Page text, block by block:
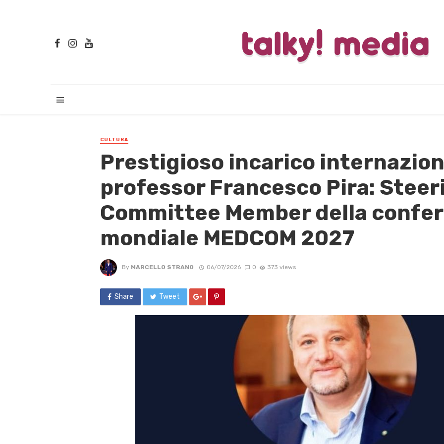
CULTURA
Prestigioso incarico
professor Francesco Pira:
Committee Member della
mondiale MEDCOM 2027
By MARCELLO STRANO 06/07/2026 0 373 views
Share Tweet